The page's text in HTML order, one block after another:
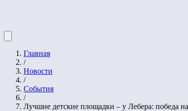
Главная
/
Новости
/
События
/
Лучшие детские площадки – у Лебера: победа